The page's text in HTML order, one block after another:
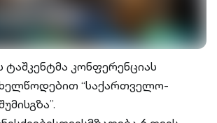
კონფერენციას
“საქართველო-